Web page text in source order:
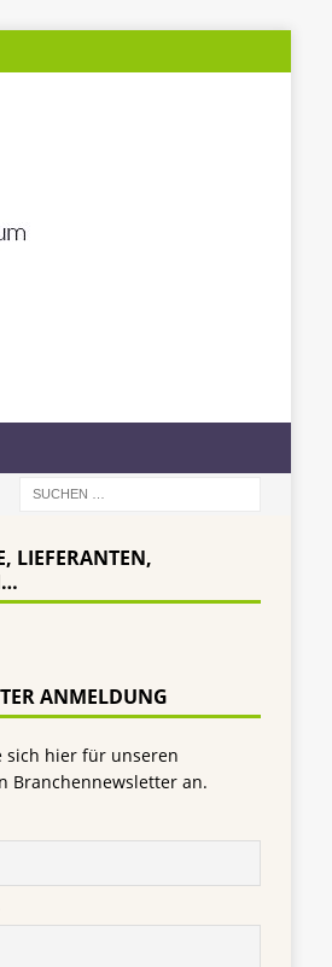
LIEFERANTEN,
ANMELDUNG
sich hier für unseren
Branchennewsletter an.